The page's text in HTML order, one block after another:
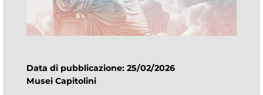
Data di pubblicazione: 25/02/2026
Musei Capitolini